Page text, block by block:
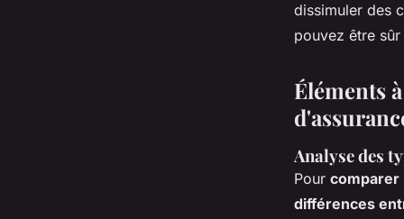
dissimuler des
pouvez être
Éléments
Analyse des
Pour comparer
différences